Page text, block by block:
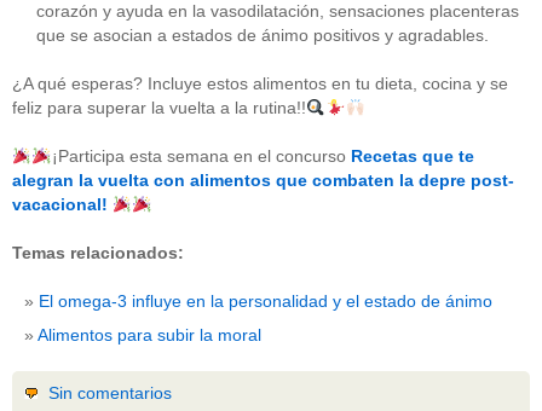
acido-folico (4)
alergias(3)
alimentos(22)
alimentos-perjudiaciales (17)
antioxidantes (6)
beneficios-salud(53)
calcio
corazon(1)
dietas(10)
embarazo
nutricion(3)
obesidad(12)
corazón y ayuda en la vasodilatación, sensaciones placenteras
que se asocian a estados de ánimo positivos y agradables.
¿A qué esperas? Incluye estos alimentos en tu dieta, cocina y se
feliz para superar la vuelta a la rutina!!
¡Participa esta semana en el concurso Recetas que te
alegran la vuelta con alimentos que combaten la depre post-
vacacional!
Temas relacionados:
El omega-3 influye en la personalidad y el estado de ánimo
Alimentos para subir la moral
Sin comentarios